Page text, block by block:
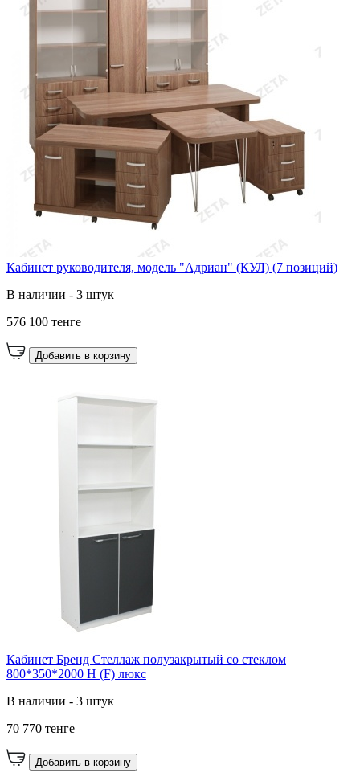
Кабинет руководителя, модель "Адриан" (КУЛ) (7 позиций)
В наличии - 3 штук
576 100 тенге
Добавить в корзину
Кабинет Бренд Стеллаж полузакрытый со стеклом
800*350*2000 Н (F) люкс
В наличии - 3 штук
70 770 тенге
Добавить в корзину